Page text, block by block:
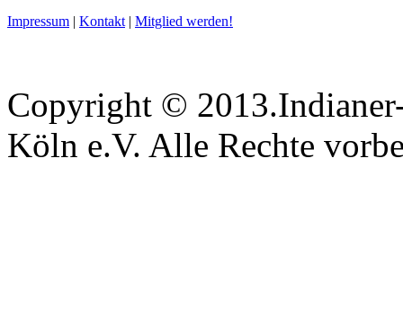
Impressum | Kontakt | Mitglied werden!
Copyright ©
Köln e.V. Alle Rechte